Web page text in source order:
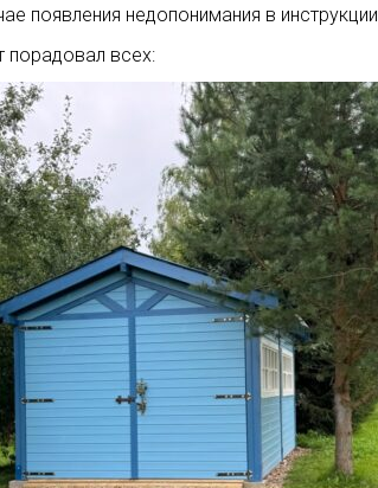
появления недопонимания в инструкции.
порадовал всех: